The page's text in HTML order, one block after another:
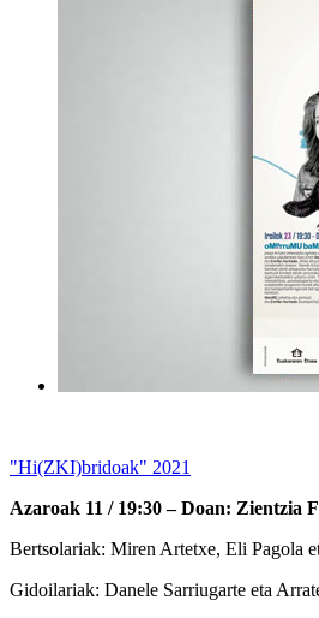
"Hi(ZKI)bridoak" 2021
Azaroak 11 / 19:30 – Doan: Zientzia
Bertsolariak: Miren Artetxe, Eli Pagola
Gidoilariak: Danele Sarriugarte eta